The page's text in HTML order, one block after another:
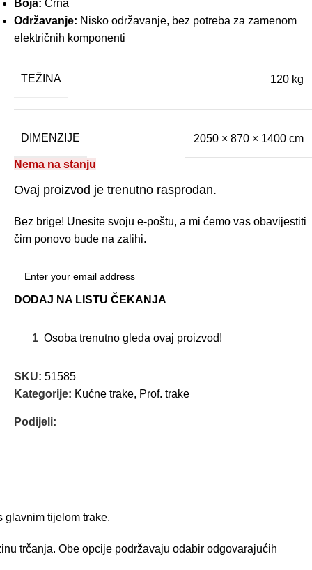
Boja: Crna
Održavanje: Nisko održavanje, bez potreba za zamenom
električnih komponenti
TEŽINA 120 kg
DIMENZIJE 2050 × 870 × 1400 cm
Nema na stanju
Ovaj proizvod je trenutno rasprodan.
Bez brige! Unesite svoju e-poštu, a mi ćemo vas obavijestiti
čim ponovo bude na zalihi.
DODAJ NA LISTU ČEKANJA
1 Osoba trenutno gleda ovaj proizvod!
SKU: 51585
Kategorije: Kućne trake, Prof. trake
Podijeli:
glavnim tijelom trake.
trčanja. Obe opcije podržavaju odabir odgovarajućih